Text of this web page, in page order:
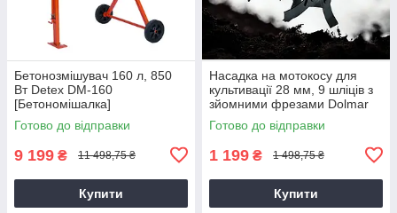
Бетонозмішувач 160 л, 850
Вт Detex DM-160
[Бетономішалка]
Готово до відправки
9 199 ₴ 11 498,75 ₴
Купити
Насадка на мотокосу для
культивації 28 мм, 9 шліців з
зйомними фрезами Dolmar
9T28
Готово до відправки
1 199 ₴ 1 498,75 ₴
Купити